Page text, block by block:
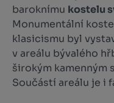
baroknímu kostelu
Monumentální
klasicismu byl
v areálu bývalého
širokým kamenným
Součástí areálu je i